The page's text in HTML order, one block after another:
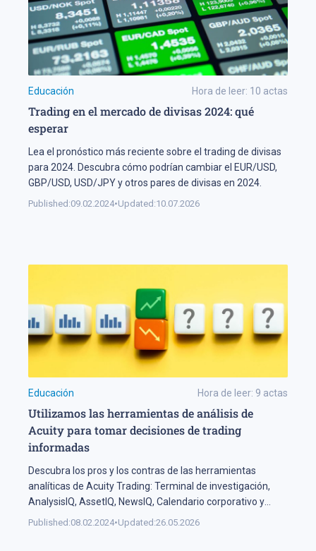
Educación Hora de leer: 10 actas
Trading en el mercado de divisas 2024: qué
esperar
Lea el pronóstico más reciente sobre el trading de divisas
para 2024. Descubra cómo podrían cambiar el EUR/USD,
GBP/USD, USD/JPY y otros pares de divisas en 2024.
Published:09.02.2024•Updated:10.07.2026
Educación Hora de leer: 9 actas
Utilizamos las herramientas de análisis de
Acuity para tomar decisiones de trading
informadas
Descubra los pros y los contras de las herramientas
analíticas de Acuity Trading: Terminal de investigación,
AnalysisIQ, AssetIQ, NewsIQ, Calendario corporativo y
Calendario económico.
Published:08.02.2024•Updated:26.05.2026